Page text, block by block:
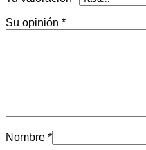
Su opinión *
Nombre *